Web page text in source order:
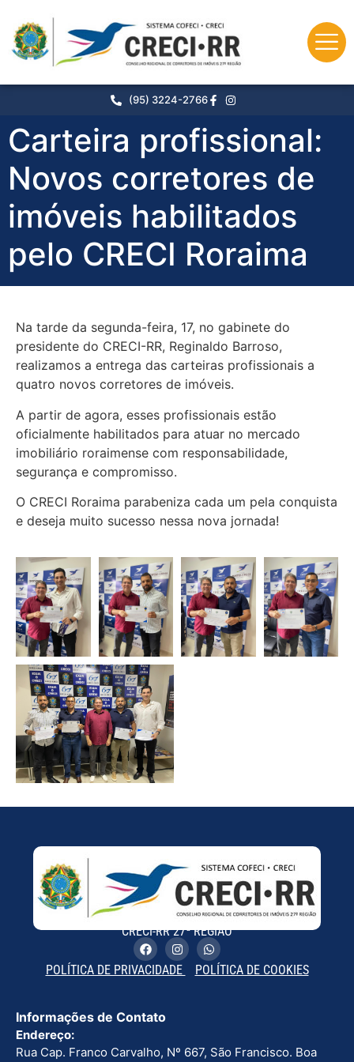
conteúdo
(95) 3224-2766
Carteira profissional:
Novos corretores de
imóveis habilitados
pelo CRECI Roraima
Na tarde da segunda-feira, 17, no gabinete do
presidente do CRECI-RR, Reginaldo Barroso,
realizamos a entrega das carteiras profissionais a
quatro novos corretores de imóveis.
A partir de agora, esses profissionais estão
oficialmente habilitados para atuar no mercado
imobiliário roraimense com responsabilidade,
segurança e compromisso.
O CRECI Roraima parabeniza cada um pela conquista
e deseja muito sucesso nessa nova jornada!
CRECI-RR 27ª REGIÃO
POLÍTICA DE PRIVACIDADE POLÍTICA DE COOKIES
Informações de Contato
Endereço:
Rua Cap. Franco Carvalho, Nº 667, São Francisco. Boa